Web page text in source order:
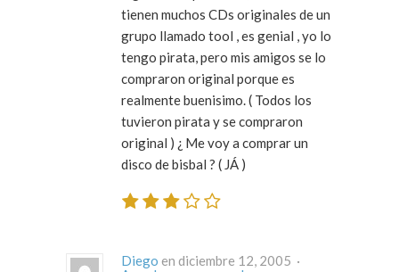
tienen muchos CDs originales de un
grupo llamado tool , es genial , yo lo
tengo pirata, pero mis amigos se lo
compraron original porque es
realmente buenisimo. ( Todos los
tuvieron pirata y se compraron
original ) ¿ Me voy a comprar un
disco de bisbal ? ( JÁ )
Diego
en diciembre 12, 2005 ·